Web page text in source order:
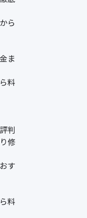
ら
ま
料
判
修
す
料